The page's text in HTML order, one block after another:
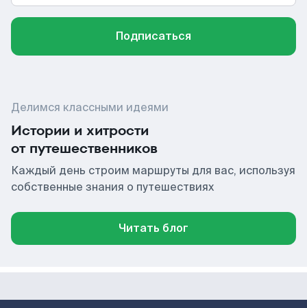
Подписаться
Делимся классными идеями
Истории и хитрости
от путешественников
Каждый день строим маршруты для вас, используя
собственные знания о путешествиях
Читать блог